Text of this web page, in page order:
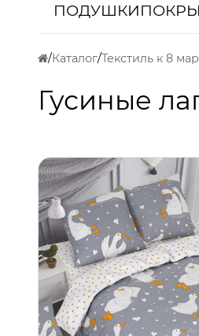
ПОДУШКИ
Каталог Текстиль к 8
Гусиные